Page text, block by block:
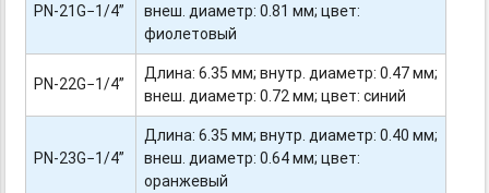
PN-21G−1/4”
внеш. диаметр: 0.81 мм; цвет:
фиолетовый
PN-22G−1/4”
Длина: 6.35 мм; внутр. диаметр: 0.47 мм;
внеш. диаметр: 0.72 мм; цвет: синий
PN-23G−1/4”
Длина: 6.35 мм; внутр. диаметр: 0.40 мм;
внеш. диаметр: 0.64 мм; цвет:
оранжевый